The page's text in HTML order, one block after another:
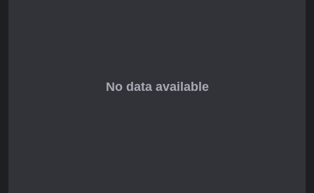
Os donos de PS5 contam com duas opções de exibição: o